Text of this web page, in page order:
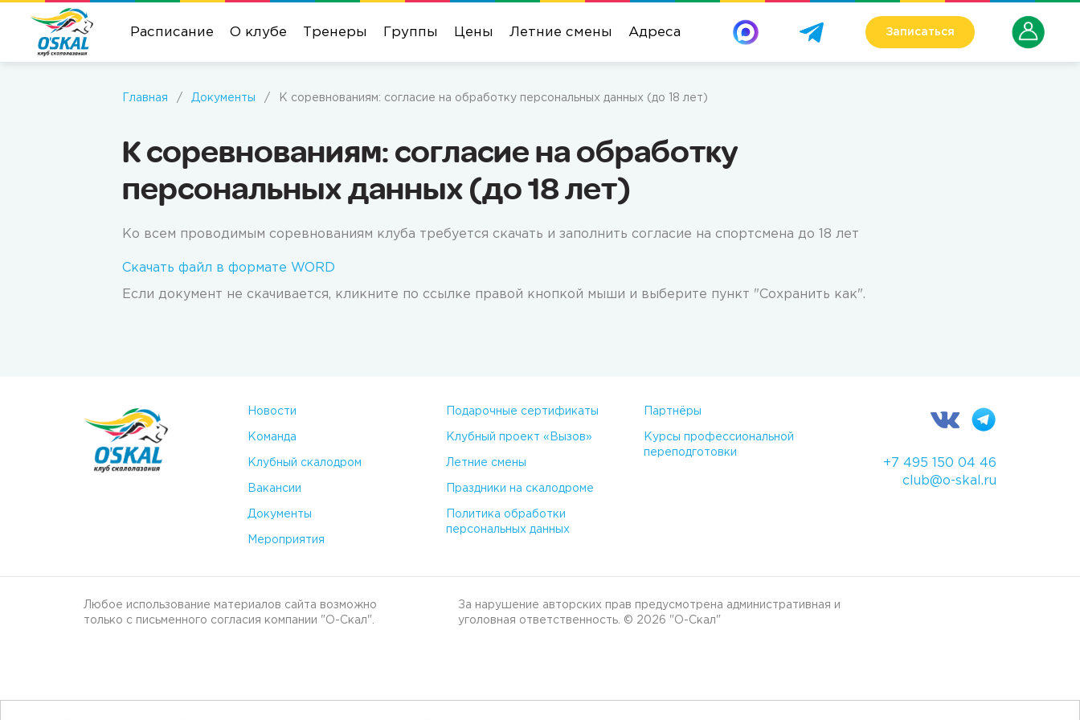
Расписание О клубе Тренеры Группы Цены Летние смены Адреса Записаться
Главная / Документы / К соревнованиям: согласие на обработку персональных данных (до 18 лет)
К соревнованиям: согласие на обработку
персональных данных (до 18 лет)
Ко всем проводимым соревнованиям клуба требуется скачать и заполнить согласие на спортсмена до 18 лет
Скачать файл в формате WORD
Если документ не скачивается, кликните по ссылке правой кнопкой мыши и выберите пункт "Сохранить как".
Новости
Команда
Клубный скалодром
Вакансии
Документы
Мероприятия
Подарочные сертификаты
Клубный проект «Вызов»
Летние смены
Праздники на скалодроме
Политика обработки
персональных данных
Партнёры
Курсы профессиональной
переподготовки
+7 495 150 04 46
club@o-skal.ru
Любое использование материалов сайта возможно
только с письменного согласия компании "О-Скал".
За нарушение авторских прав предусмотрена административная и
уголовная ответственность.
© 2026 "О-Скал"